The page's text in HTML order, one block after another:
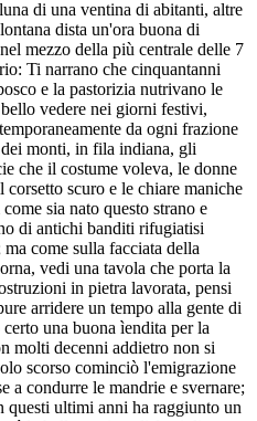
di una ventina di abitanti, altre
dista un'ora buona di
mezzo della più centrale delle 7
Ti narrano che cinquantanni
e la pastorizia nutrivano le
vedere nei giorni festivi,
da ogni frazione
monti, in fila indiana, gli
che il costume voleva, le donne
scuro e le chiare maniche
sia nato questo strano e
di antichi banditi rifugiatisi
come sulla facciata della
vedi una tavola che porta la
in pietra lavorata, pensi
arridere un tempo alla gente di
una buona ìendita per la
molti decenni addietro non si
scorso cominciò l'emigrazione
a condurre le mandrie e svernare;
questi ultimi anni ha raggiunto un